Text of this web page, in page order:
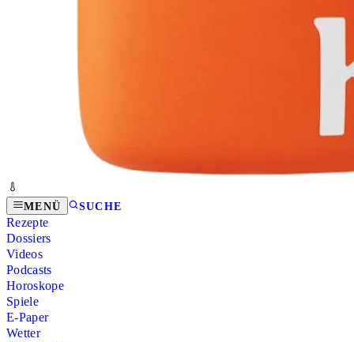
MENÜ SUCHE
Rezepte
Dossiers
Videos
Podcasts
Horoskope
Spiele
E-Paper
Wetter